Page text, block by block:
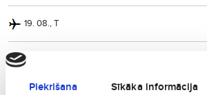
Piekrišana Sīkāka informācija
19. 08., T
24. 08., P